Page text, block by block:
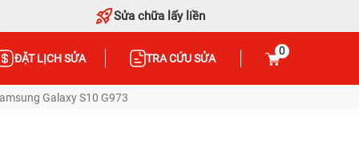
Sửa chữa lấy liền
ĐẶT LỊCH SỬA TRA CỨU SỬA
0
Galaxy S10 G973